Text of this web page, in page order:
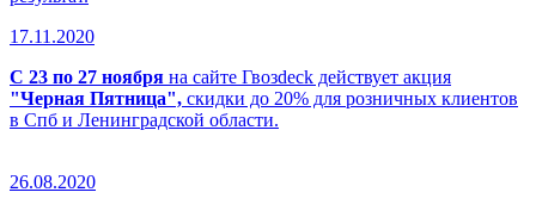
17.11.2020
С 23 по 27 ноября на сайте Гвозdeck действует акция
"Черная Пятница", скидки до 20% для розничных клиентов
в Спб и Ленинградской области.
26.08.2020